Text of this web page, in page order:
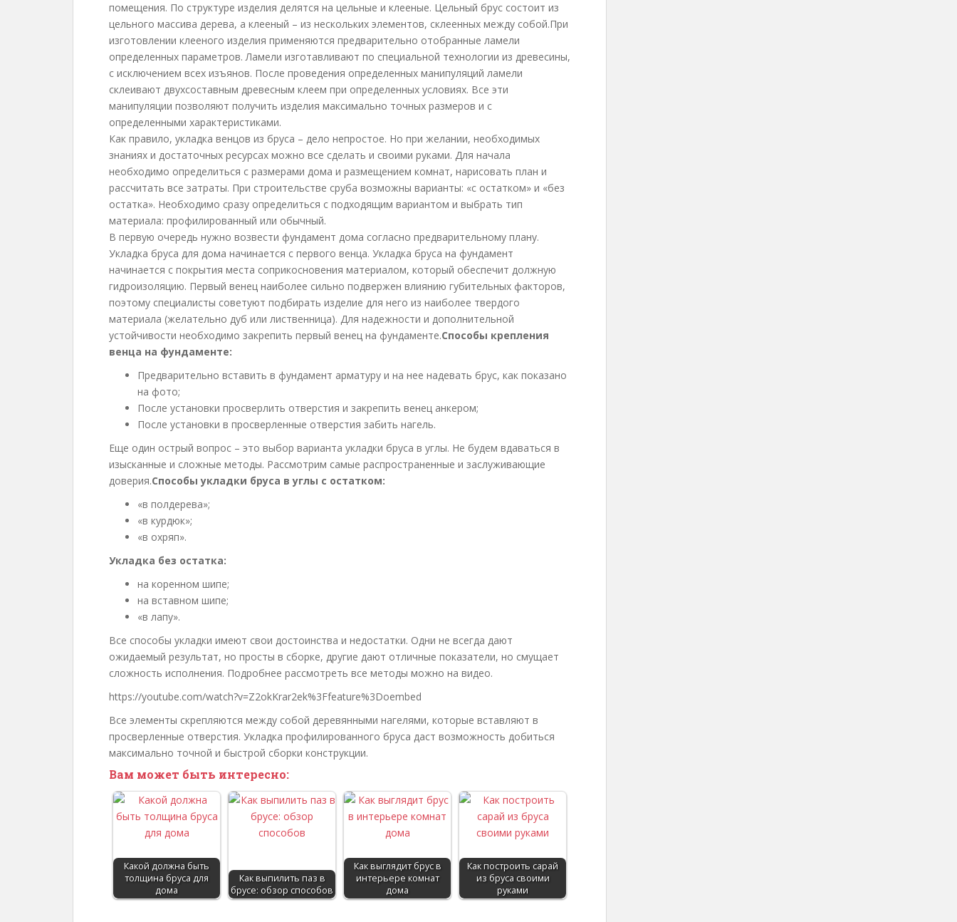
помещения. По структуре изделия делятся на цельные и клееные. Цельный брус состоит из
цельного массива дерева, а клееный – из нескольких элементов, склеенных между собой.При
изготовлении клееного изделия применяются предварительно отобранные ламели
определенных параметров. Ламели изготавливают по специальной технологии из древесины,
с исключением всех изъянов. После проведения определенных манипуляций ламели
склеивают двухсоставным древесным клеем при определенных условиях. Все эти
манипуляции позволяют получить изделия максимально точных размеров и с
определенными характеристиками.
Как правило, укладка венцов из бруса – дело непростое. Но при желании, необходимых
знаниях и достаточных ресурсах можно все сделать и своими руками. Для начала
необходимо определиться с размерами дома и размещением комнат, нарисовать план и
рассчитать все затраты. При строительстве сруба возможны варианты: «с остатком» и «без
остатка». Необходимо сразу определиться с подходящим вариантом и выбрать тип
материала: профилированный или обычный.
В первую очередь нужно возвести фундамент дома согласно предварительному плану.
Укладка бруса для дома начинается с первого венца. Укладка бруса на фундамент
начинается с покрытия места соприкосновения материалом, который обеспечит должную
гидроизоляцию. Первый венец наиболее сильно подвержен влиянию губительных факторов,
поэтому специалисты советуют подбирать изделие для него из наиболее твердого
материала (желательно дуб или лиственница). Для надежности и дополнительной
устойчивости необходимо закрепить первый венец на фундаменте.Способы крепления
венца на фундаменте:
Предварительно вставить в фундамент арматуру и на нее надевать брус, как показано
на фото;
После установки просверлить отверстия и закрепить венец анкером;
После установки в просверленные отверстия забить нагель.
Еще один острый вопрос – это выбор варианта укладки бруса в углы. Не будем вдаваться в
изысканные и сложные методы. Рассмотрим самые распространенные и заслуживающие
доверия.Способы укладки бруса в углы с остатком:
«в полдерева»;
«в курдюк»;
«в охряп».
Укладка без остатка:
на коренном шипе;
на вставном шипе;
«в лапу».
Все способы укладки имеют свои достоинства и недостатки. Одни не всегда дают
ожидаемый результат, но просты в сборке, другие дают отличные показатели, но смущает
сложность исполнения. Подробнее рассмотреть все методы можно на видео.
https://youtube.com/watch?v=Z2okKrar2ek%3Ffeature%3Doembed
Все элементы скрепляются между собой деревянными нагелями, которые вставляют в
просверленные отверстия. Укладка профилированного бруса даст возможность добиться
максимально точной и быстрой сборки конструкции.
Вам может быть интересно:
Какой должна быть
толщина бруса для
дома
Как выпилить паз в
брусе: обзор способов
Как выглядит брус в
интерьере комнат
дома
Как построить сарай
из бруса своими
руками